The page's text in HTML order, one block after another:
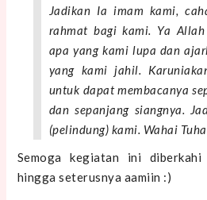
Jadikan Ia imam kami,
rahmat bagi kami. Ya
apa yang kami lupa dan
yang kami jahil.
untuk dapat membacanya
dan sepanjang siangnya.
(pelindung) kami. Wahai
Semoga kegiatan ini
hingga seterusnya aamiin :)